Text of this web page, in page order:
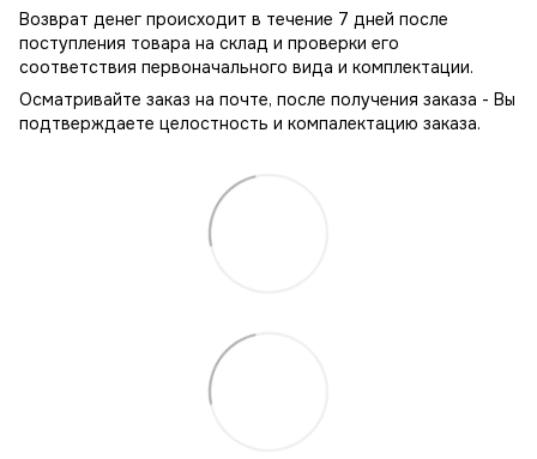
Возврат денег происходит в течение 7 дней после
поступления товара на склад и проверки его
соответствия первоначального вида и комплектации.
Осматривайте заказ на почте, после получения заказа - Вы
подтверждаете целостность и компалектацию заказа.